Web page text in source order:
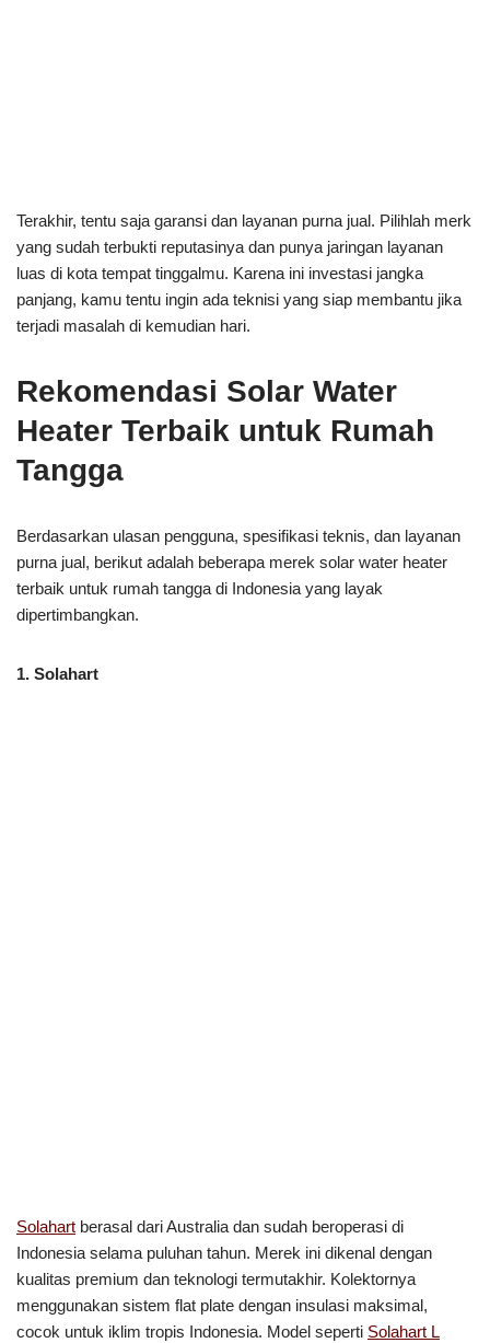
Terakhir, tentu saja garansi dan layanan purna jual. Pilihlah merk
yang sudah terbukti reputasinya dan punya jaringan layanan
luas di kota tempat tinggalmu. Karena ini investasi jangka
panjang, kamu tentu ingin ada teknisi yang siap membantu jika
terjadi masalah di kemudian hari.
Rekomendasi Solar Water
Heater Terbaik untuk Rumah
Tangga
Berdasarkan ulasan pengguna, spesifikasi teknis, dan layanan
purna jual, berikut adalah beberapa merek solar water heater
terbaik untuk rumah tangga di Indonesia yang layak
dipertimbangkan.
1. Solahart
Solahart berasal dari Australia dan sudah beroperasi di
Indonesia selama puluhan tahun. Merek ini dikenal dengan
kualitas premium dan teknologi termutakhir. Kolektornya
menggunakan sistem flat plate dengan insulasi maksimal,
cocok untuk iklim tropis Indonesia. Model seperti Solahart L